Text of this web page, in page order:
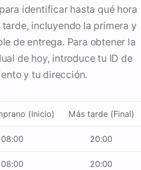
identificar hasta qué hora
incluyendo la primera y
de entrega. Para obtener la
de hoy, introduce tu ID de
y tu dirección.
(Inicio) Más tarde (Final)
08:00 20:00
08:00 20:00